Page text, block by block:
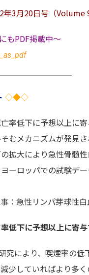
3月20日号（Volume
にもPDF掲載中～
◇◆◇
率低下に予想以上に
むメカニズムが発見
拡大により急性骨髄
ーロッパでの試験デ
：急性リンパ芽球性
低下に予想以上に寄与
究により、喫煙率の
少していればより多